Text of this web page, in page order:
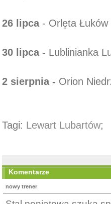
26 lipca - Orlęta Łuków
30 lipca - Lublinianka
2 sierpnia - Orion
Tagi: Lewart Lubartów;
Komentarze
nowy trener